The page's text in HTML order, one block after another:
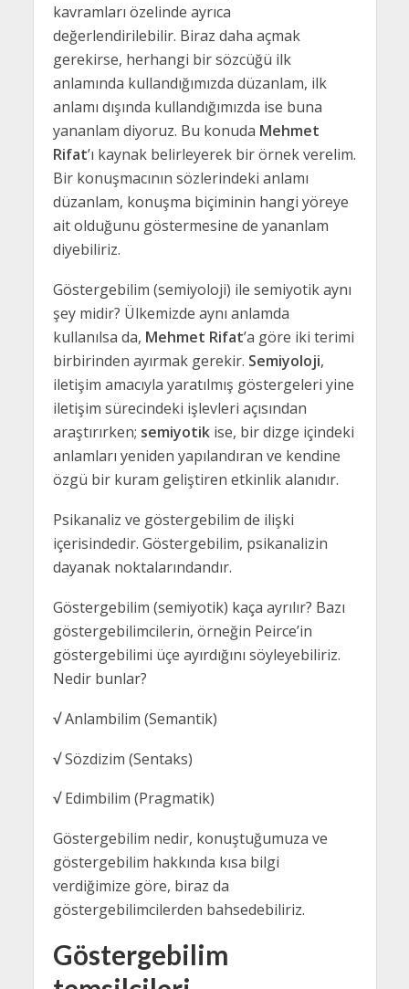
kavramları özelinde ayrıca
değerlendirilebilir. Biraz daha açmak
gerekirse, herhangi bir sözcüğü ilk
anlamında kullandığımızda düzanlam, ilk
anlamı dışında kullandığımızda ise buna
yananlam diyoruz. Bu konuda Mehmet
Rifat’ı kaynak belirleyerek bir örnek verelim.
Bir konuşmacının sözlerindeki anlamı
düzanlam, konuşma biçiminin hangi yöreye
ait olduğunu göstermesine de yananlam
diyebiliriz.
Göstergebilim (semiyoloji) ile semiyotik aynı
şey midir? Ülkemizde aynı anlamda
kullanılsa da, Mehmet Rifat’a göre iki terimi
birbirinden ayırmak gerekir. Semiyoloji,
iletişim amacıyla yaratılmış göstergeleri yine
iletişim sürecindeki işlevleri açısından
araştırırken; semiyotikise, bir dizge içindeki
anlamları yeniden yapılandıran ve kendine
özgü bir kuram geliştiren etkinlik alanıdır.
Psikanaliz ve göstergebilim de ilişki
içerisindedir. Göstergebilim, psikanalizin
dayanak noktalarındandır.
Göstergebilim (semiyotik) kaça ayrılır? Bazı
göstergebilimcilerin, örneğin Peirce’in
göstergebilimi üçe ayırdığını söyleyebiliriz.
Nedir bunlar?
√Anlambilim (Semantik)
√Sözdizim (Sentaks)
√Edimbilim (Pragmatik)
Göstergebilim nedir, konuştuğumuza ve
göstergebilim hakkında kısa bilgi
verdiğimize göre, biraz da
göstergebilimcilerden bahsedebiliriz.
Göstergebilim